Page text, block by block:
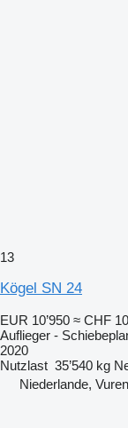
13
Kögel SN 24
EUR 10’950 ≈ CHF
Auflieger -
2020
Nutzlast 35’540 kg
Niederlande, Vuren